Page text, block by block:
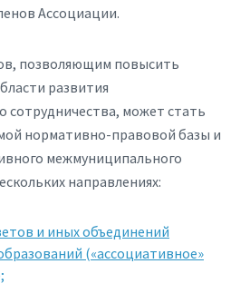
Ассоциации.
позволяющим повысить
развития
сотрудничества, может стать
нормативно-правовой базы и
межмуниципального
направлениях:
и иных объединений
(«ассоциативное»